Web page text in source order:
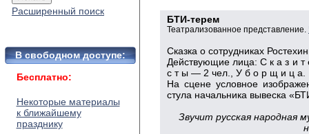
Расширенный поиск
В свободном доступе:
Бесплатно:
Некоторые материалы
к ближайшему
празднику
БТИ-терем
Театрализованное представление.
Сказка о сотрудниках
Действующие лица: С к а з и
с т ы — 2 чел., У б о р щ и ц а.
На сцене условное
стула начальника вывеска
Звучит русская народная